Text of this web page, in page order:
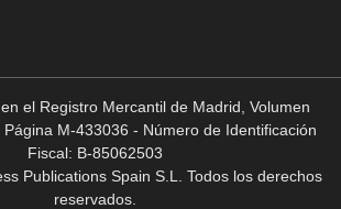
el Registro Mercantil de Madrid, Volumen
M-433036 - Número de Identificación
Fiscal: B-85062503
Publications Spain S.L. Todos los derechos
reservados.